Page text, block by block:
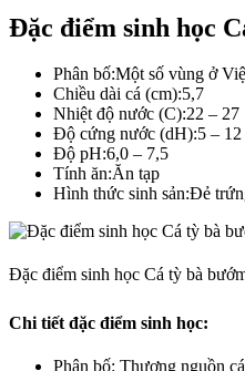
Đặc điểm sinh học
Phân bố:Một số vùng ở
Chiều dài cá (cm):5,7
Nhiệt độ nước (C):22 – 27
Độ cứng nước (dH):5 – 12
Độ pH:6,0 – 7,5
Tính ăn:Ăn tạp
Hình thức sinh sản:Đẻ
Đặc điểm sinh học Cá tỳ bà
Chi tiết đặc điểm sinh học:
Phân bố: Thượng nguồn